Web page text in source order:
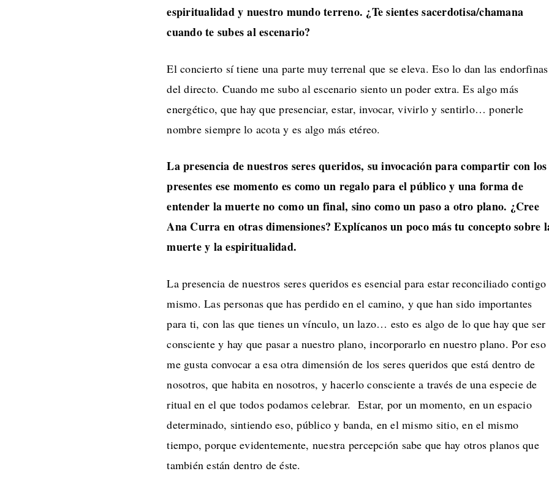
espiritualidad y nuestro mundo terreno. ¿Te sientes sacerdotisa/chamana
cuando te subes al escenario?
El concierto sí tiene una parte muy terrenal que se eleva. Eso lo dan las endorfinas
del directo. Cuando me subo al escenario siento un poder extra. Es algo más
energético, que hay que presenciar, estar, invocar, vivirlo y sentirlo… ponerle
nombre siempre lo acota y es algo más etéreo.
La presencia de nuestros seres queridos, su invocación para compartir con los
presentes ese momento es como un regalo para el público y una forma de
entender la muerte no como un final, sino como un paso a otro plano. ¿Cree
Ana Curra en otras dimensiones? Explícanos un poco más tu concepto sobre
muerte y la espiritualidad.
La presencia de nuestros seres queridos es esencial para estar reconciliado contigo
mismo. Las personas que has perdido en el camino, y que han sido importantes
para ti, con las que tienes un vínculo, un lazo… esto es algo de lo que hay que ser
consciente y hay que pasar a nuestro plano, incorporarlo en nuestro plano. Por eso
me gusta convocar a esa otra dimensión de los seres queridos que está dentro de
nosotros, que habita en nosotros, y hacerlo consciente a través de una especie de
ritual en el que todos podamos celebrar. Estar, por un momento, en un espacio
determinado, sintiendo eso, público y banda, en el mismo sitio, en el mismo
tiempo, porque evidentemente, nuestra percepción sabe que hay otros planos que
también están dentro de éste.